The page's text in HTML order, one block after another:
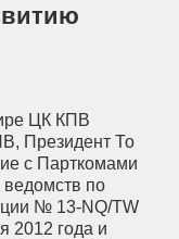
ЦК КПВ
Президент То
с Парткомами
по
№ 13-NQ/TW
2012 года и